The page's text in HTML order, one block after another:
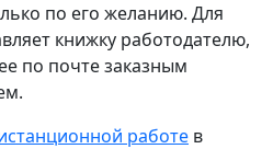
по его желанию. Для
книжку работодателю,
по почте заказным
работе в